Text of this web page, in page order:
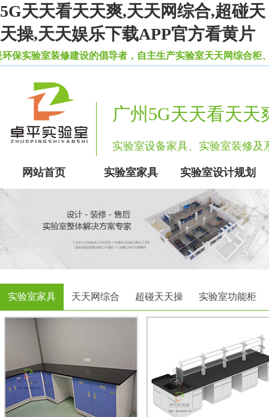
5G天天看天天爽,天天网综合,超碰天
天操,天天娱乐下载APP官方看黄片
修建设的倡导者，自主生产实验室天天网综合柜、超
广州5G天天看天
实验室设备家具、实验室装修
网站首页 实验室家具 实验室设计规划
实验室家具 天天网综合 超碰天天操 实验室功能柜